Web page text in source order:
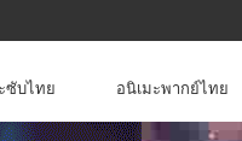
ซับไทย อนิเมะพากย์ไทย